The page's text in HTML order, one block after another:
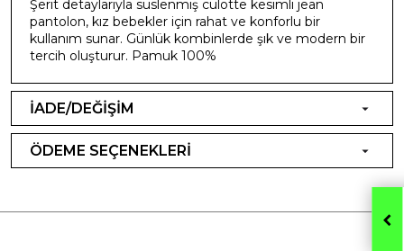
Şerit detaylarıyla süslenmiş culotte kesimli jean
pantolon, kız bebekler için rahat ve konforlu bir
kullanım sunar. Günlük kombinlerde şık ve modern bir
tercih oluşturur. Pamuk 100%
İADE/DEĞİŞİM
ÖDEME SEÇENEKLERİ